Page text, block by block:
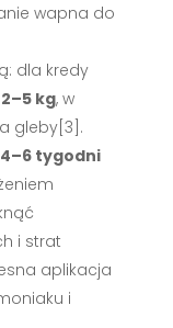
wapna do
dla kredy
2–5 kg, w
gleby[3].
tygodni
i strat
aplikacja
i